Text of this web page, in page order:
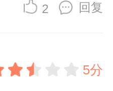
回复
2
5分